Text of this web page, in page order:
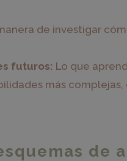
de investigar
futuros: Lo que
más
de